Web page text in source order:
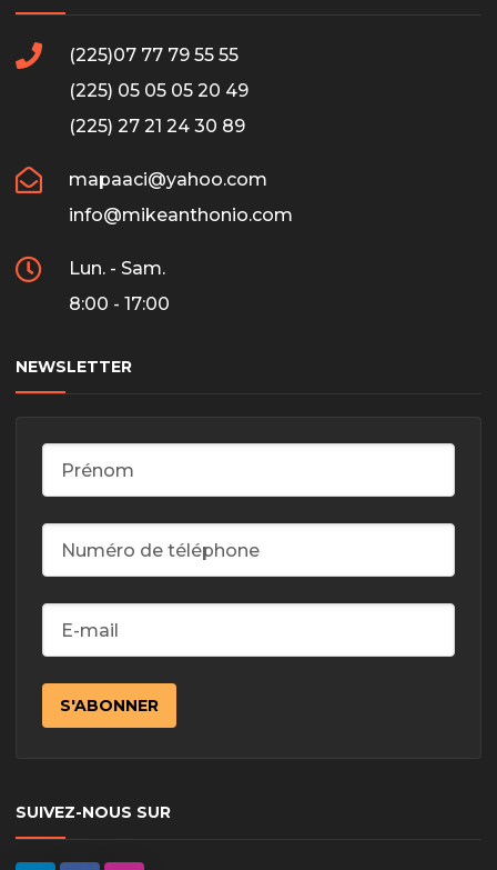
(225)07 77 79 55 55
(225) 05 05 05 20 49
(225) 27 21 24 30 89
mapaaci@yahoo.com
info@mikeanthonio.com
Lun. - Sam.
8:00 - 17:00
NEWSLETTER
SUIVEZ-NOUS SUR